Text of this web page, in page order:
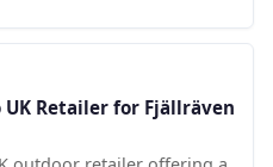
UK Retailer for Fjällräven